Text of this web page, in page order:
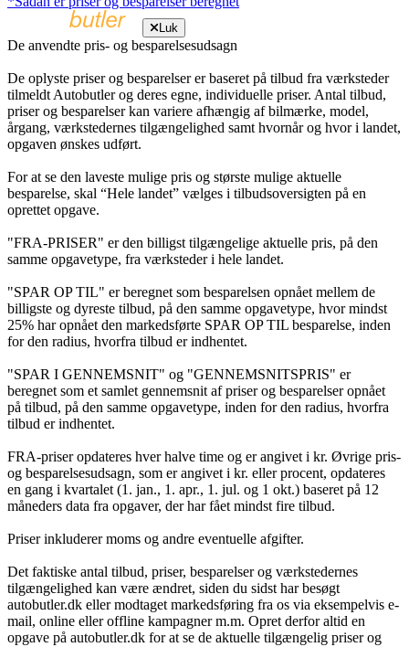
Luk
De anvendte pris- og besparelsesudsagn
De oplyste priser og besparelser er baseret på tilbud fra værksteder
tilmeldt Autobutler og deres egne, individuelle priser. Antal tilbud,
priser og besparelser kan variere afhængig af bilmærke, model,
årgang, værkstedernes tilgængelighed samt hvornår og hvor i landet,
opgaven ønskes udført.
For at se den laveste mulige pris og største mulige aktuelle
besparelse, skal “Hele landet” vælges i tilbudsoversigten på en
oprettet opgave.
"FRA-PRISER" er den billigst tilgængelige aktuelle pris, på den
samme opgavetype, fra værksteder i hele landet.
"SPAR OP TIL" er beregnet som besparelsen opnået mellem de
billigste og dyreste tilbud, på den samme opgavetype, hvor mindst
25% har opnået den markedsførte SPAR OP TIL besparelse, inden
for den radius, hvorfra tilbud er indhentet.
"SPAR I GENNEMSNIT" og "GENNEMSNITSPRIS" er
beregnet som et samlet gennemsnit af priser og besparelser opnået
på tilbud, på den samme opgavetype, inden for den radius, hvorfra
tilbud er indhentet.
FRA-priser opdateres hver halve time og er angivet i kr. Øvrige pris-
og besparelsesudsagn, som er angivet i kr. eller procent, opdateres
en gang i kvartalet (1. jan., 1. apr., 1. jul. og 1 okt.) baseret på 12
måneders data fra opgaver, der har fået mindst fire tilbud.
Priser inkluderer moms og andre eventuelle afgifter.
Det faktiske antal tilbud, priser, besparelser og værkstedernes
tilgængelighed kan være ændret, siden du sidst har besøgt
autobutler.dk eller modtaget markedsføring fra os via eksempelvis e-
mail, online eller offline kampagner m.m. Opret derfor altid en
opgave på autobutler.dk for at se de aktuelle tilgængelig priser og